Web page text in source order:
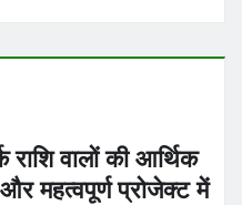
वालों की आर्थिक
महत्वपूर्ण प्रोजेक्ट में